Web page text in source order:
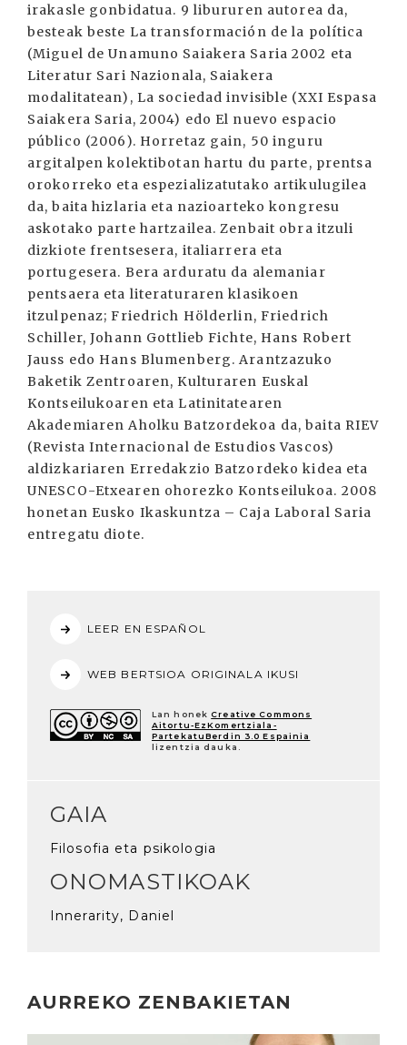
irakasle gonbidatua. 9 libururen autorea da,
besteak beste La transformación de la política
(Miguel de Unamuno Saiakera Saria 2002 eta
Literatur Sari Nazionala, Saiakera
modalitatean), La sociedad invisible (XXI Espasa
Saiakera Saria, 2004) edo El nuevo espacio
público (2006). Horretaz gain, 50 inguru
argitalpen kolektibotan hartu du parte, prentsa
orokorreko eta espezializatutako artikulugilea
da, baita hizlaria eta nazioarteko kongresu
askotako parte hartzailea. Zenbait obra itzuli
dizkiote frentsesera, italiarrera eta
portugesera. Bera arduratu da alemaniar
pentsaera eta literaturaren klasikoen
itzulpenaz; Friedrich Hölderlin, Friedrich
Schiller, Johann Gottlieb Fichte, Hans Robert
Jauss edo Hans Blumenberg. Arantzazuko
Baketik Zentroaren, Kulturaren Euskal
Kontseilukoaren eta Latinitatearen
Akademiaren Aholku Batzordekoa da, baita RIEV
(Revista Internacional de Estudios Vascos)
aldizkariaren Erredakzio Batzordeko kidea eta
UNESCO-Etxearen ohorezko Kontseilukoa. 2008
honetan Eusko Ikaskuntza – Caja Laboral Saria
entregatu diote.
LEER EN ESPAÑOL
WEB BERTSIOA ORIGINALA IKUSI
Lan honek Creative Commons
Aitortu-EzKomertziala-
PartekatuBerdin 3.0 Espainia
lizentzia dauka.
GAIA
Filosofia eta psikologia
ONOMASTIKOAK
Innerarity, Daniel
AURREKO ZENBAKIETAN